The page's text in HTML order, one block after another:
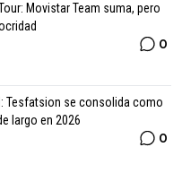
Movistar Team suma, pero
0
Tesfatsion se consolida como
largo en 2026
0